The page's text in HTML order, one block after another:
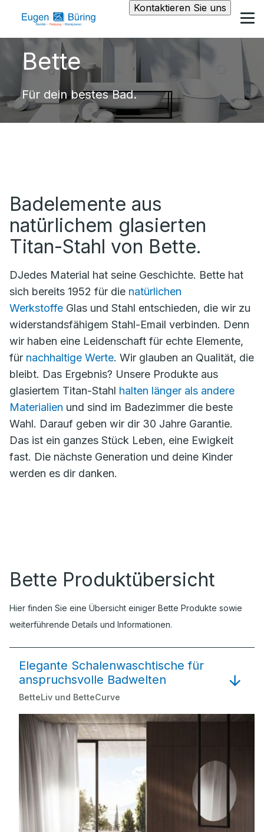
Kontaktieren Sie uns
Bette
Für dein bestes Bad.
Badelemente aus
natürlichem glasierten
Titan-Stahl von Bette.
DJedes Material hat seine Geschichte. Bette hat
sich bereits 1952 für die natürlichen
Werkstoffe Glas und Stahl entschieden, die wir zu
widerstandsfähigem Stahl-Email verbinden. Denn
wir haben eine Leidenschaft für echte Elemente,
für nachhaltige Werte. Wir glauben an Qualität, die
bleibt. Das Ergebnis? Unsere Produkte aus
glasiertem Titan-Stahl halten länger als andere
Materialien und sind im Badezimmer die beste
Wahl. Darauf geben wir dir 30 Jahre Garantie.
Das ist ein ganzes Stück Leben, eine Ewigkeit
fast. Die nächste Generation und deine Kinder
werden es dir danken.
Bette Produktübersicht
Hier finden Sie eine Übersicht einiger Bette Produkte sowie
weiterführende Details und Informationen.
Elegante Schalenwaschtische für
anspruchsvolle Badwelten
BetteLiv und BetteCurve